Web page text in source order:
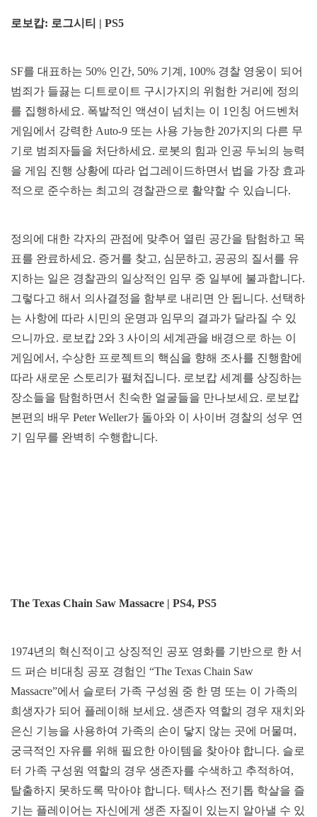
로보캅: 로그시티 | PS5
SF를 대표하는 50% 인간, 50% 기계, 100% 경찰 영웅이 되어
범죄가 들끓는 디트로이트 구시가지의 위험한 거리에 정의
를 집행하세요. 폭발적인 액션이 넘치는 이 1인칭 어드벤처
게임에서 강력한 Auto-9 또는 사용 가능한 20가지의 다른 무
기로 범죄자들을 처단하세요. 로봇의 힘과 인공 두뇌의 능력
을 게임 진행 상황에 따라 업그레이드하면서 법을 가장 효과
적으로 준수하는 최고의 경찰관으로 활약할 수 있습니다.
정의에 대한 각자의 관점에 맞추어 열린 공간을 탐험하고 목
표를 완료하세요. 증거를 찾고, 심문하고, 공공의 질서를 유
지하는 일은 경찰관의 일상적인 임무 중 일부에 불과합니다.
그렇다고 해서 의사결정을 함부로 내리면 안 됩니다. 선택하
는 사항에 따라 시민의 운명과 임무의 결과가 달라질 수 있
으니까요. 로보캅 2와 3 사이의 세계관을 배경으로 하는 이
게임에서, 수상한 프로젝트의 핵심을 향해 조사를 진행함에
따라 새로운 스토리가 펼쳐집니다. 로보캅 세계를 상징하는
장소들을 탐험하면서 친숙한 얼굴들을 만나보세요. 로보캅
본편의 배우 Peter Weller가 돌아와 이 사이버 경찰의 성우 연
기 임무를 완벽히 수행합니다.
The Texas Chain Saw Massacre | PS4, PS5
1974년의 혁신적이고 상징적인 공포 영화를 기반으로 한 서
드 퍼슨 비대칭 공포 경험인 “The Texas Chain Saw
Massacre”에서 슬로터 가족 구성원 중 한 명 또는 이 가족의
희생자가 되어 플레이해 보세요. 생존자 역할의 경우 재치와
은신 기능을 사용하여 가족의 손이 닿지 않는 곳에 머물며,
궁극적인 자유를 위해 필요한 아이템을 찾아야 합니다. 슬로
터 가족 구성원 역할의 경우 생존자를 수색하고 추적하여,
탈출하지 못하도록 막아야 합니다. 텍사스 전기톱 학살을 즐
기는 플레이어는 자신에게 생존 자질이 있는지 알아낼 수 있